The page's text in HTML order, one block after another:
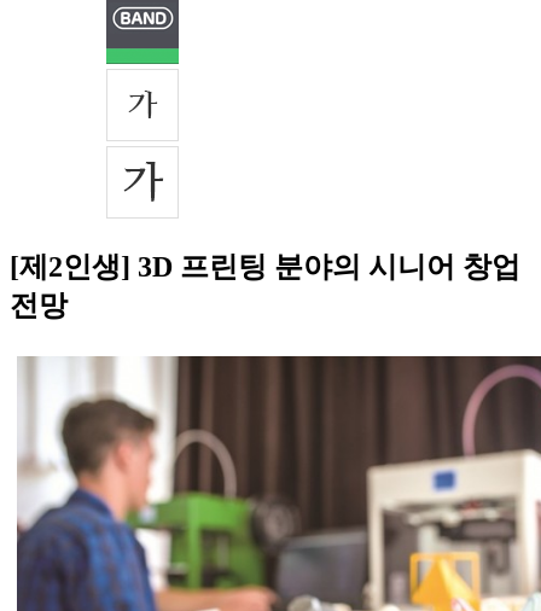
[제2인생] 3D 프린팅 분야의 시니어 창업
전망